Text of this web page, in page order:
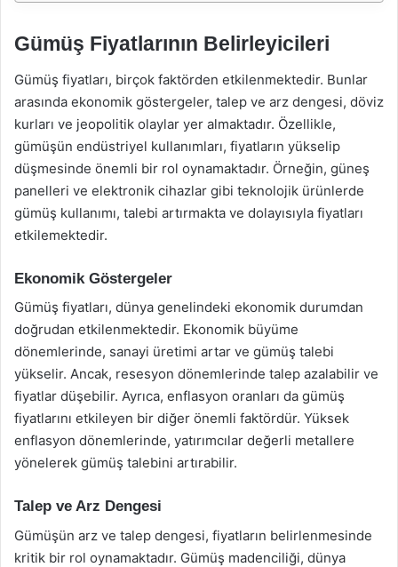
Gümüş Fiyatlarının Belirleyicileri
Gümüş fiyatları, birçok faktörden etkilenmektedir. Bunlar
arasında ekonomik göstergeler, talep ve arz dengesi, döviz
kurları ve jeopolitik olaylar yer almaktadır. Özellikle,
gümüşün endüstriyel kullanımları, fiyatların yükselip
düşmesinde önemli bir rol oynamaktadır. Örneğin, güneş
panelleri ve elektronik cihazlar gibi teknolojik ürünlerde
gümüş kullanımı, talebi artırmakta ve dolayısıyla fiyatları
etkilemektedir.
Ekonomik Göstergeler
Gümüş fiyatları, dünya genelindeki ekonomik durumdan
doğrudan etkilenmektedir. Ekonomik büyüme
dönemlerinde, sanayi üretimi artar ve gümüş talebi
yükselir. Ancak, resesyon dönemlerinde talep azalabilir ve
fiyatlar düşebilir. Ayrıca, enflasyon oranları da gümüş
fiyatlarını etkileyen bir diğer önemli faktördür. Yüksek
enflasyon dönemlerinde, yatırımcılar değerli metallere
yönelerek gümüş talebini artırabilir.
Talep ve Arz Dengesi
Gümüşün arz ve talep dengesi, fiyatların belirlenmesinde
kritik bir rol oynamaktadır. Gümüş madenciliği, dünya